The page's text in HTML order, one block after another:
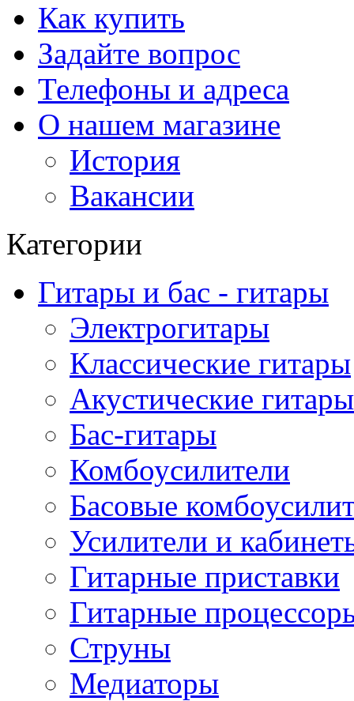
Как купить
Задайте вопрос
Телефоны и адреса
О нашем магазине
История
Вакансии
Категории
Гитары и бас - гитары
Электрогитары
Классические гитары
Акустические гитары
Бас-гитары
Комбоусилители
Басовые
Усилители и
Гитарные приставки
Гитарные
Струны
Медиаторы